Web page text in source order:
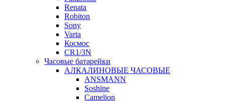
Renata
Robiton
Sony
Varta
Космос
CR1/3N
Часовые батарейки
АЛКАЛИНОВЫЕ ЧАСОВЫЕ
ANSMANN
Soshine
Camelion